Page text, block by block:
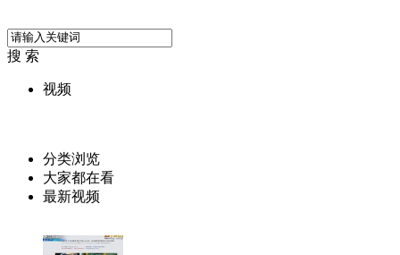
搜 索
视频
分类浏览
大家都在看
最新视频